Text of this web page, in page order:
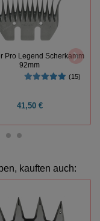
Pro Legend Scherkamm
92mm
(15)
41,50 €
kauften auch: